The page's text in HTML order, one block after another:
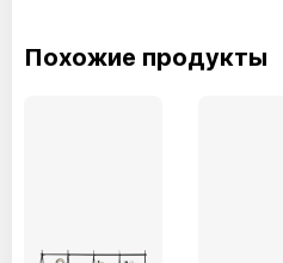
Похожие продукты